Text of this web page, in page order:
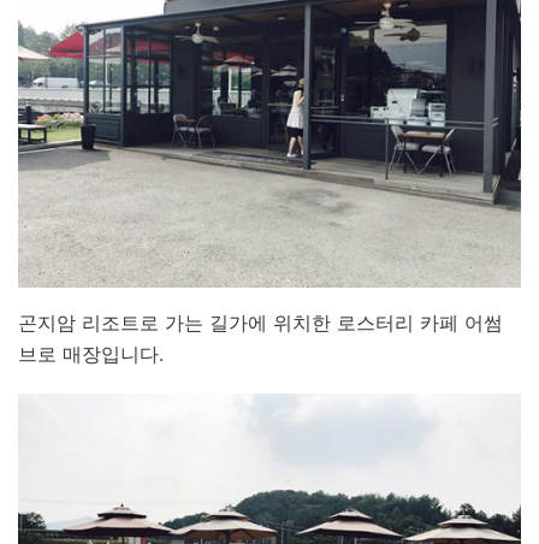
곤지암 리조트로 가는 길가에 위치한 로스터리 카페 어썸
브로 매장입니다.